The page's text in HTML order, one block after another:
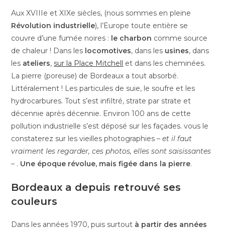
Aux XVIIIe et XIXe siècles, (nous sommes en pleine
Révolution industrielle), l’Europe toute entière se
couvre d’une fumée noires : le charbon comme source
de chaleur ! Dans les locomotives, dans les usines, dans
les ateliers, sur la Place Mitchell et dans les cheminées.
La pierre (poreuse) de Bordeaux a tout absorbé.
Littéralement ! Les particules de suie, le soufre et les
hydrocarbures. Tout s’est infiltré, strate par strate et
décennie après décennie. Environ 100 ans de cette
pollution industrielle s’est déposé sur les façades. vous le
constaterez sur les vieilles photographies –et il faut
vraiment les regarder, ces photos, elles sont saisissantes
– . Une époque révolue, mais figée dans la pierre.
Bordeaux a depuis retrouvé ses
couleurs
Dans les années 1970, puis surtout à partir des années